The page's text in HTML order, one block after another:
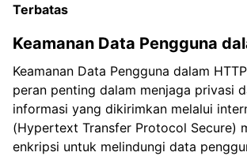
Terbatas
Keamanan Data Pengguna
Keamanan Data Pengguna dalam
peran penting dalam menjaga privasi
informasi yang dikirimkan melalui
(Hypertext Transfer Protocol Secure)
enkripsi untuk melindungi data